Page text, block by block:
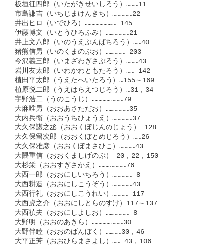
板垣征四郎（いたがきせいしろう）………11
市島謙吉（いちじまけんきち）……………22
井出ヒロ（いでひろ）…………………… 145
伊藤博文（いとうひろふみ）………………21
井上文八郎（いのうえぶんぱちろう）……40
猪熊信男（いのくまのぶお）…………… 203
今沢義三郎（いまざわぎさぶろう）………43
岩川友太郎（いわかわともたろう）…… 142
植田平太郎（うえたへいたろう）…155～169
植原悦二郎（うえはらえつじろう）…31，34
宇野浩二（うのこうじ）……………………79
大麻唯男（おおあさただお）………………35
大内兵衛（おおうちひょうえ）……………37
大久保諶之丞（おおくぼじんのじょう） 128
大久保留次郎（おおくぼとめじろう）……26
大久保雅彦（おおくぼまさひこ）…………43
大隈重信（おおくましげのぶ） 20，22，150
大杉栄（おおすぎさかえ）…………………76
大西一郎（おおにしいちろう）…………… 8
大西耕造（おおにしこうぞう）……………43
大西行礼（おおにしこうれい）………… 117
大西虎之介（おおにしとらのすけ）117～137
大西禎夫（おおにしよしお）……………… 8
大野明（おおのあきら）……………………30
大野伴睦（おおのばんぼく）…………30，46
大平正芳（おおひらまさよし）…… 43，106